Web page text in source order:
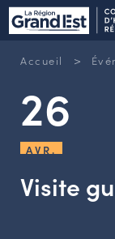
Accueil >
26
AVR.
Visite